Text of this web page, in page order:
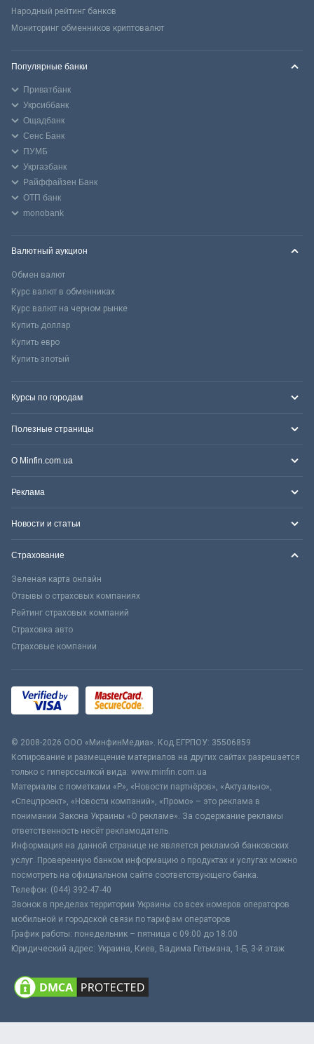
Народный рейтинг банков
Мониторинг обменников криптовалют
Популярные банки
Приватбанк
Укрсиббанк
Ощадбанк
Сенс Банк
ПУМБ
Укргазбанк
Райффайзен Банк
ОТП банк
monobank
Валютный аукцион
Обмен валют
Курс валют в обменниках
Курс валют на черном рынке
Купить доллар
Купить евро
Купить злотый
Курсы по городам
Полезные страницы
О Minfin.com.ua
Реклама
Новости и статьи
Страхование
Зеленая карта онлайн
Отзывы о страховых компаниях
Рейтинг страховых компаний
Страховка авто
Страховые компании
© 2008-2026 ООО «МинфинМедиа». Код ЕГРПОУ: 35506859
Копирование и размещение материалов на других сайтах разрешается
только с гиперссылкой вида: www.minfin.com.ua
Материалы с пометками «Р», «Новости партнёров», «Актуально»,
«Спецпроект», «Новости компаний», «Промо» – это реклама в
понимании Закона Украины «О рекламе». За содержание рекламы
ответственность несёт рекламодатель.
Информация на данной странице не является рекламой банковских
услуг. Проверенную банком информацию о продуктах и услугах можно
посмотреть на официальном сайте соответствующего банка.
Телефон: (044) 392-47-40
Звонок в пределах территории Украины со всех номеров операторов
мобильной и городской связи по тарифам операторов
График работы: понедельник – пятница с 09:00 до 18:00
Юридический адрес: Украина, Киев, Вадима Гетьмана, 1-Б, 3-й этаж